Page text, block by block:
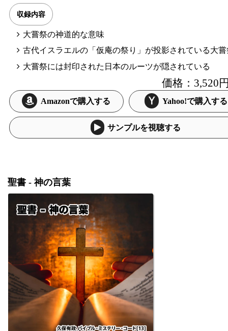
収録内容
大嘗祭の神道的な意味
古代イスラエルの「仮庵の祭り」が投影されている大嘗
大嘗祭には封印された日本のルーツが隠されている
価格：3,520
Amazonで購入する Yahoo!で購入する
サンプルを視聴する
聖書 - 神の言葉